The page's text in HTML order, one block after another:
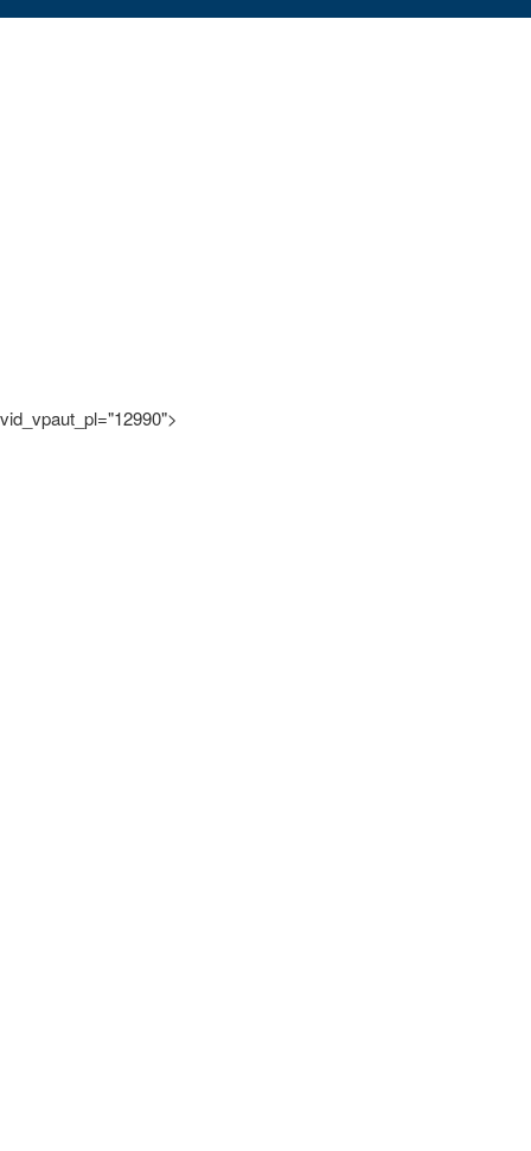
vid_vpaut_pl="12990">